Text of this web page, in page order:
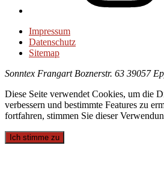
Impressum
Datenschutz
Sitemap
Sonntex Frangart Boznerstr. 63 39057
Diese Seite verwendet Cookies, um die
verbessern und bestimmte Features zu
fortfahren, stimmen Sie dieser
Ich stimme zu